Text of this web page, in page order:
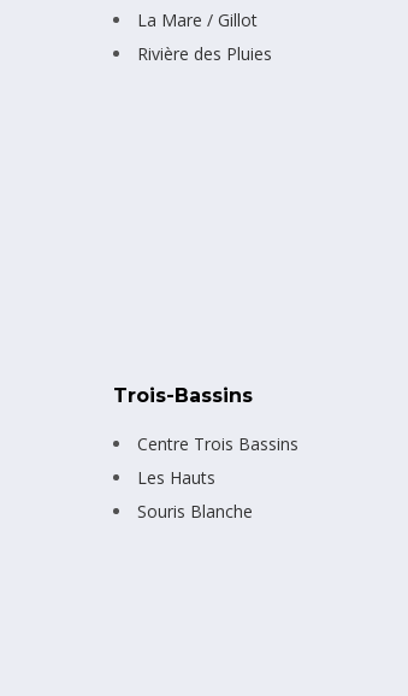
La Mare / Gillot
Rivière des Pluies
Trois-Bassins
Centre Trois Bassins
Les Hauts
Souris Blanche